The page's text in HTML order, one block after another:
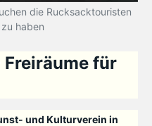
die Rucksacktouristen
haben
für
und Kulturverein in